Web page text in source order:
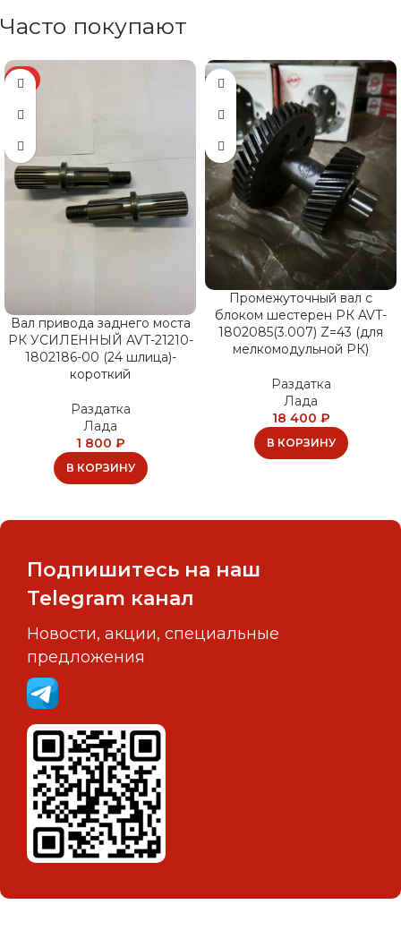
Часто покупают
ХИТ
Вал привода заднего моста
РК УСИЛЕННЫЙ AVT-21210-
1802186-00 (24 шлица)-
короткий
Раздатка
Лада
1 800 ₽
В КОРЗИНУ
Промежуточный вал с
блоком шестерен РК AVT-
1802085(3.007) Z=43 (для
мелкомодульной РК)
Раздатка
Лада
18 400 ₽
В КОРЗИНУ
Подпишитесь на наш
Telegram канал
Новости, акции, специальные
предложения